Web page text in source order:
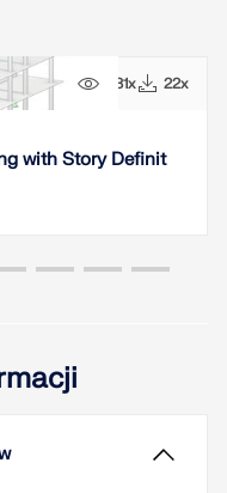
431x 22x
with Story Definit